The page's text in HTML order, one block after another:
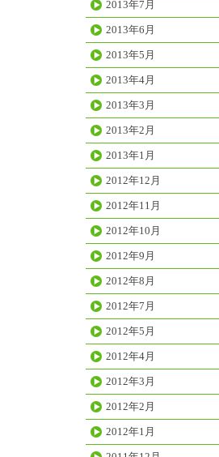
2013年7月
2013年6月
2013年5月
2013年4月
2013年3月
2013年2月
2013年1月
2012年12月
2012年11月
2012年10月
2012年9月
2012年8月
2012年7月
2012年5月
2012年4月
2012年3月
2012年2月
2012年1月